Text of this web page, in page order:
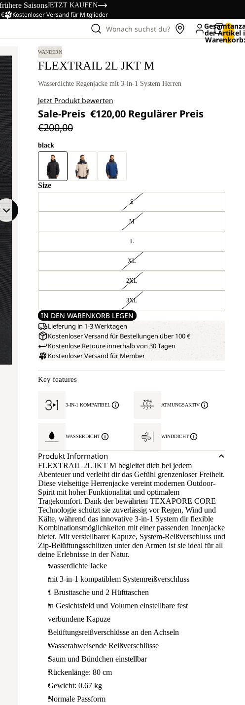
SaisonsJETZT KAUFEN
Kostenloser Versand für Mitglieder
Wonach suchst du? der Artikel
WANDERN
FLEXTRAIL 2L JKT M
Wasserdichte Regenjacke mit 3-in-1 System Herren
Jetzt Produkt bewerten
Sale-Preis €120,00 Regulärer Preis
€200,00
black
Size
S
M
L
XL
2XL
3XL
IN DEN WARENKORB LEGEN
Lieferung in 1-3 Werktagen
Kostenloser Versand für Bestellungen über 100 €
Kostenlose Retoure innerhalb von 30 Tagen
Kostenloser Versand für Member
Key features
3-IN-1 KOMPATIBEL ATMUNGSAKTIV
WASSERDICHT WINDDICHT
Produkt Information
FLEXTRAIL 2L JKT M begleitet dich bei jedem
Abenteuer und verleiht dir das Gefühl grenzenloser Freiheit.
Diese vielseitige Herrenjacke vereint modernen Outdoor-
Spirit mit hoher Funktionalität und optimalem
Tragekomfort. Dank der bewährten TEXAPORE CORE
Technologie schützt sie zuverlässig vor Regen, Wind und
Kälte, während das innovative 3-in-1 System dir flexible
Kombinationsmöglichkeiten mit einer passenden Innenjacke
bietet. Mit verstellbarer Kapuze, System-Reißverschluss und
Zip-Belüftungsschlitzen unter den Armen ist sie ideal für all
deine Erlebnisse in der Natur.
wasserdichte Jacke
mit 3-in-1 kompatiblem Systemreißverschluss
1 Brusttasche und 2 Hüfttaschen
in Gesichtsfeld und Volumen einstellbare fest
verbundene Kapuze
Belüftungsreißverschlüsse an den Achseln
Wasserabweisende Reißverschlüsse
Saum und Bündchen einstellbar
Rückenlänge: 80 cm
Gewicht: 0.67 kg
Normale Passform